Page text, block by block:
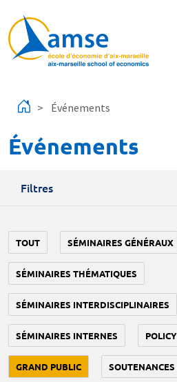
Événements
Événements
Filtres
TOUT SÉMINAIRES GÉNÉRAUX
SÉMINAIRES THÉMATIQUES
SÉMINAIRES INTERDISCIPLINAIRES
SÉMINAIRES INTERNES
GRAND PUBLIC